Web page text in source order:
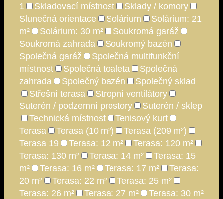
1
Skladovací místnost
Sklady / komory
Slunečná orientace
Solárium
Solárium: 21
m²
Solárium: 30 m²
Soukromá garáž
Soukromá zahrada
Soukromý bazén
Společná garáž
Společná multifunkční
místnost
Společná toaleta
Společná
zahrada
Společný bazén
Společný sklad
Střešní terasa
Stropní ventilátory
Suterén / podzemní prostory
Suterén / sklep
Technická místnost
Tenisový kurt
Terasa
Terasa (10 m²)
Terasa (209 m²)
Terasa 19
Terasa: 12 m²
Terasa: 120 m²
Terasa: 130 m²
Terasa: 14 m²
Terasa: 15
m²
Terasa: 16 m² Terasa: 17 m²
Terasa:
20 m²
Terasa: 22 m²
Terasa: 25 m²
Terasa: 26 m²
Terasa: 27 m²
Terasa: 30 m²